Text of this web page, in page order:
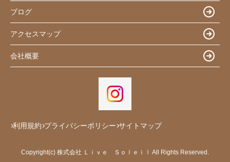
ブログ
アクセスマップ
会社概要
利用規約 プライバシーポリシー サイトマップ
Copyright(c) 株式会社 Ｌｉｖｅ Ｓｏｌｅｉｌ All Rights Reserved.